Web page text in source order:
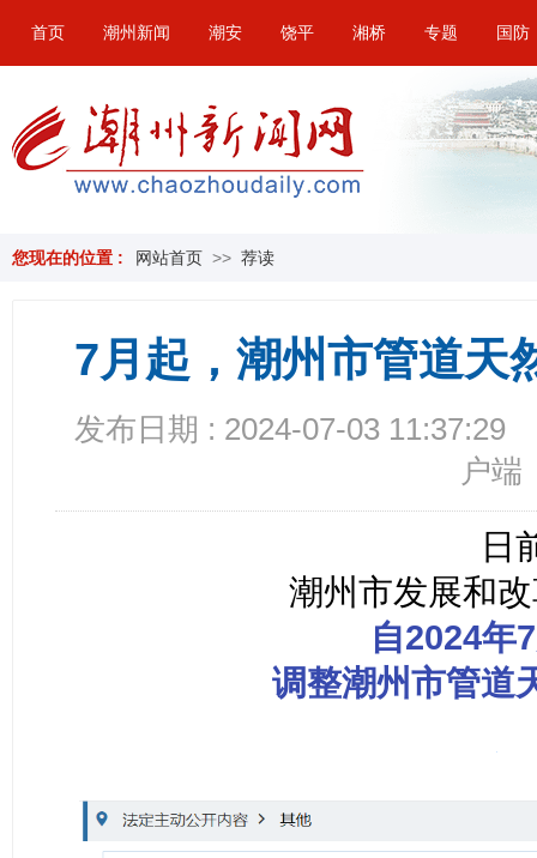
首页 潮州新闻 潮安 饶平 湘桥 专题 国防
您现在的位置 : 网站首页 >> 荐读
7月起，潮州市管道天
发布日期 : 2024-07-03 11:37:29
户端
日
潮州市发展和
自2024年
调整潮州市管道